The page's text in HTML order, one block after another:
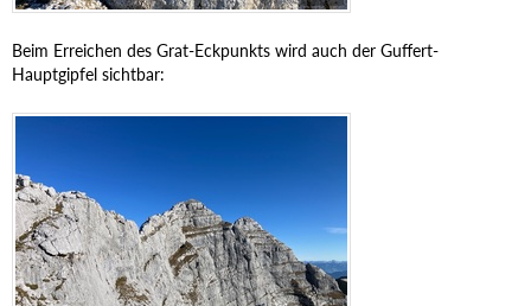
Beim Erreichen des Grat-Eckpunkts wird auch der Guffert-
Hauptgipfel sichtbar: